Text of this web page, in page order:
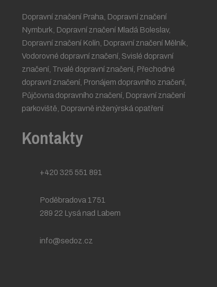
Dopravní značení Praha Dopravní značení
Nymburk Dopravní značení Mladá Boleslav,
Dopravní značení Kolín Dopravní značení Mělník
Vodorovné dopravní značení, Svislé dopravní
značení, Trvalé dopravní značení, Přechodné
dopravní značení, Pronájem dopravního značení,
Půjčovna dopravního značení, Dopravní značení
parkoviště Dopravně inženýrská opatření
Kontakty
+420 325 551 891
Poděbradova 1751
289 22 Lysá nad Labem
info@sedoz.cz